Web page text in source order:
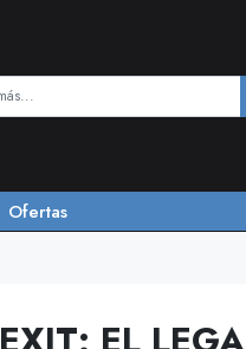
Ofertas